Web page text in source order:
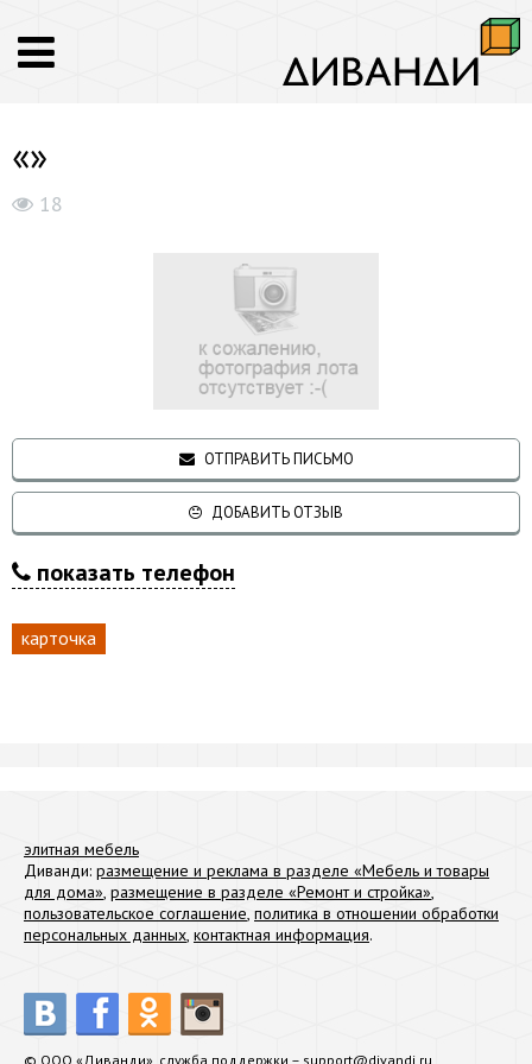
«»
18
ОТПРАВИТЬ ПИСЬМО
ДОБАВИТЬ ОТЗЫВ
показать телефон
карточка
элитная мебель
Диванди: размещение и реклама в разделе «Мебель и товары
для дома», размещение в разделе «Ремонт и стройка»,
пользовательское соглашение, политика в отношении обработки
персональных данных, контактная информация.
© ООО «Диванди», служба поддержки – support@divandi.ru